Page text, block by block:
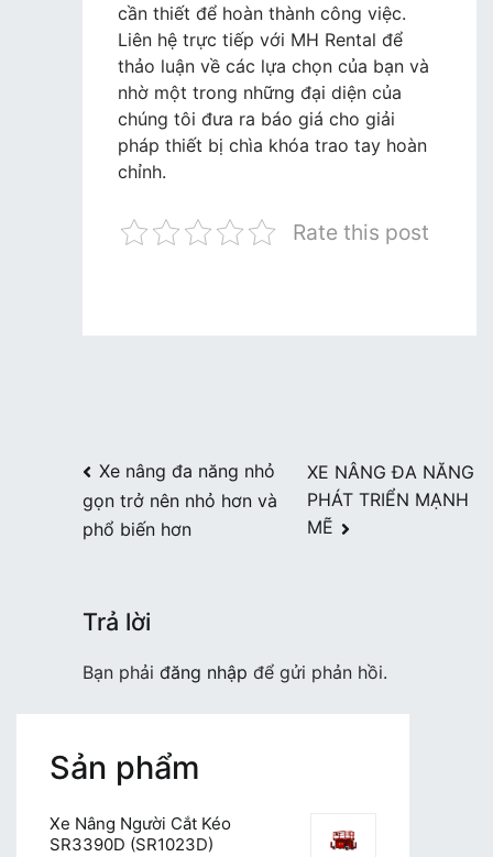
cần thiết để hoàn thành công việc.
Liên hệ trực tiếp với MH Rental để
thảo luận về các lựa chọn của bạn và
nhờ một trong những đại diện của
chúng tôi đưa ra báo giá cho giải
pháp thiết bị chìa khóa trao tay hoàn
chỉnh.
Rate this post
Điều
hướng
bài
Xe nâng đa năng nhỏ
gọn trở nên nhỏ hơn và
phổ biến hơn
XE NÂNG ĐA NĂNG
PHÁT TRIỂN MẠNH
MẼ
Trả lời
Bạn phải đăng nhập để gửi phản hồi.
Sản phẩm
Xe Nâng Người Cắt Kéo
SR3390D (SR1023D)